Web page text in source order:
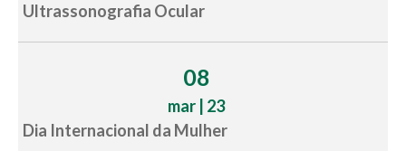
Ultrassonografia Ocular
08
mar | 23
Dia Internacional da Mulher